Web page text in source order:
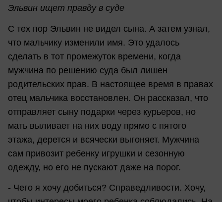
Эльвин ищет правду в суде
С тех пор Эльвин не видел сына. А затем узнал,
что мальчику изменили имя. Это удалось
сделать в тот промежуток времени, когда
мужчина по решению суда был лишен
родительских прав. В настоящее время в правах
отец мальчика восстановлен. Он рассказал, что
отправляет сыну подарки через курьеров, но
мать выливает на них воду прямо с пятого
этажа, дерется и всячески выгоняет. Мужчина
сам привозит ребенку игрушки и сезонную
одежду, но его не пускают даже на порог.
- Чего я хочу добиться? Справедливости. Хочу,